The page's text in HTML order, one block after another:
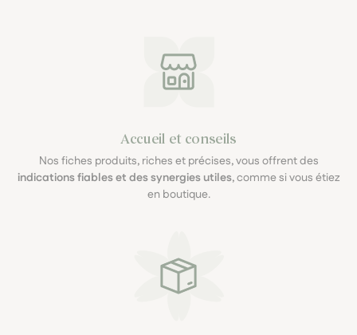
Accueil et conseils
Nos fiches produits, riches et précises, vous offrent des
indications fiables et des synergies utiles, comme si vous étiez
en boutique.